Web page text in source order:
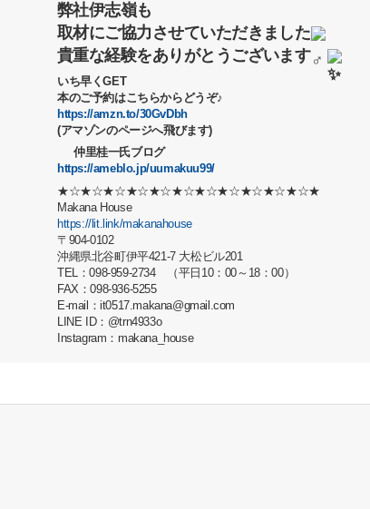
弊社伊志嶺も
取材にご協力させていただきました
貴重な経験をありがとうございます
いち早くGET
本のご予約はこちらからどうぞ♪
https://amzn.to/30GvDbh
(アマゾンのページへ飛びます)
仲里桂一氏ブログ
https://ameblo.jp/uumakuu99/
★☆★☆★☆★☆★☆★☆★☆★☆★☆★☆★☆★
Makana House
https://lit.link/makanahouse
〒904-0102
沖縄県北谷町伊平421-7 大松ビル201
TEL：098-959-2734　（平日10：00～18：00）
FAX：098-936-5255
E-mail：it0517.makana@gmail.com
LINE ID：@trn4933o
Instagram：makana_house